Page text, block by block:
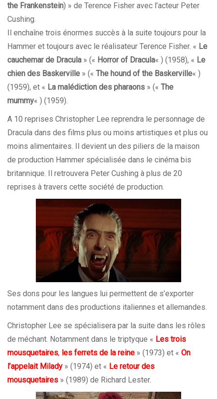
the Frankenstein) » de Terence Fisher avec l’acteur Peter
Cushing.
Il enchaîne trois énormes succès à la suite toujours pour la
Hammer et toujours avec le réalisateur Terence Fisher. « Le
cauchemar de Dracula » (« Horror of Dracula« ) (1958), « Le
chien des Baskerville » (« The hound of the Baskerville« )
(1959), et « La malédiction des pharaons » (« The
mummy« ) (1959).
A 10 reprises Christopher Lee reprendra le personnage de
Dracula dans des films plus ou moins artistiques et plus ou
moins alimentaires. Il devient un des piliers de la maison
de production Hammer spécialisée dans le cinéma bis
britannique. Il retrouvera Peter Cushing à plus de 20
reprises à travers cette société de production.
Ses dons pour les langues lui permettent de s’exporter
notamment dans des productions italiennes et allemandes.
Christopher Lee se spécialisera par la suite dans les rôles
de méchant. Notamment dans le triptyque « Les trois
mousquetaires, les ferrets de la reine » (1973) et « On
l’appelait Milady » (1974) et « Le retour des
mousquetaires » (1989) de Richard Lester.